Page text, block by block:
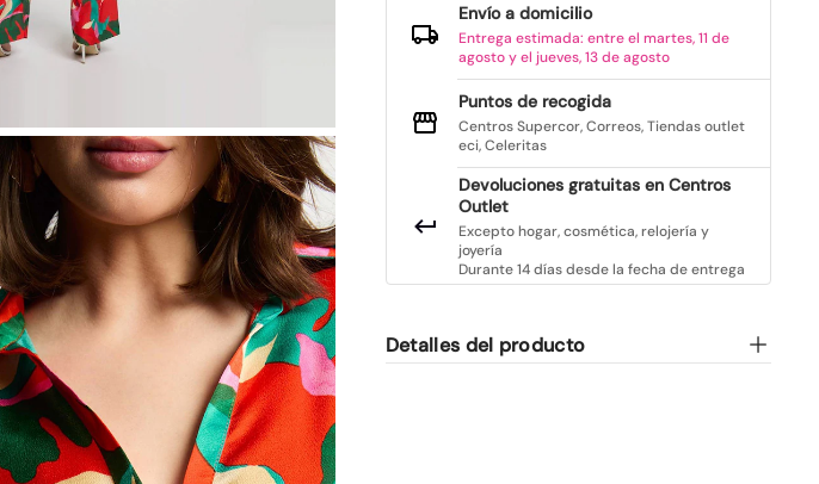
Envío a domicilio
Entrega estimada: entre el martes, 11 de
agosto y el jueves, 13 de agosto
Puntos de recogida
Centros Supercor, Correos, Tiendas outlet
eci, Celeritas
Devoluciones gratuitas en Centros
Outlet
Excepto hogar, cosmética, relojería y
joyería
Durante 14 días desde la fecha de entrega
Detalles del producto